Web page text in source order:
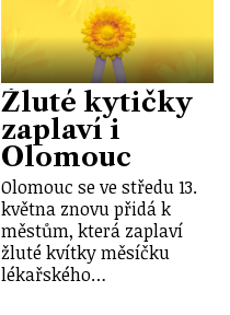
Žluté kytičky
zaplaví i
Olomouc
Olomouc se ve středu 13.
května znovu přidá k
městům, která zaplaví
žluté kvítky měsíčku
lékařského…